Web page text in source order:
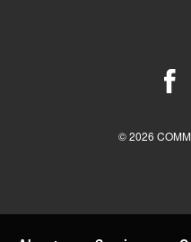
© 2026